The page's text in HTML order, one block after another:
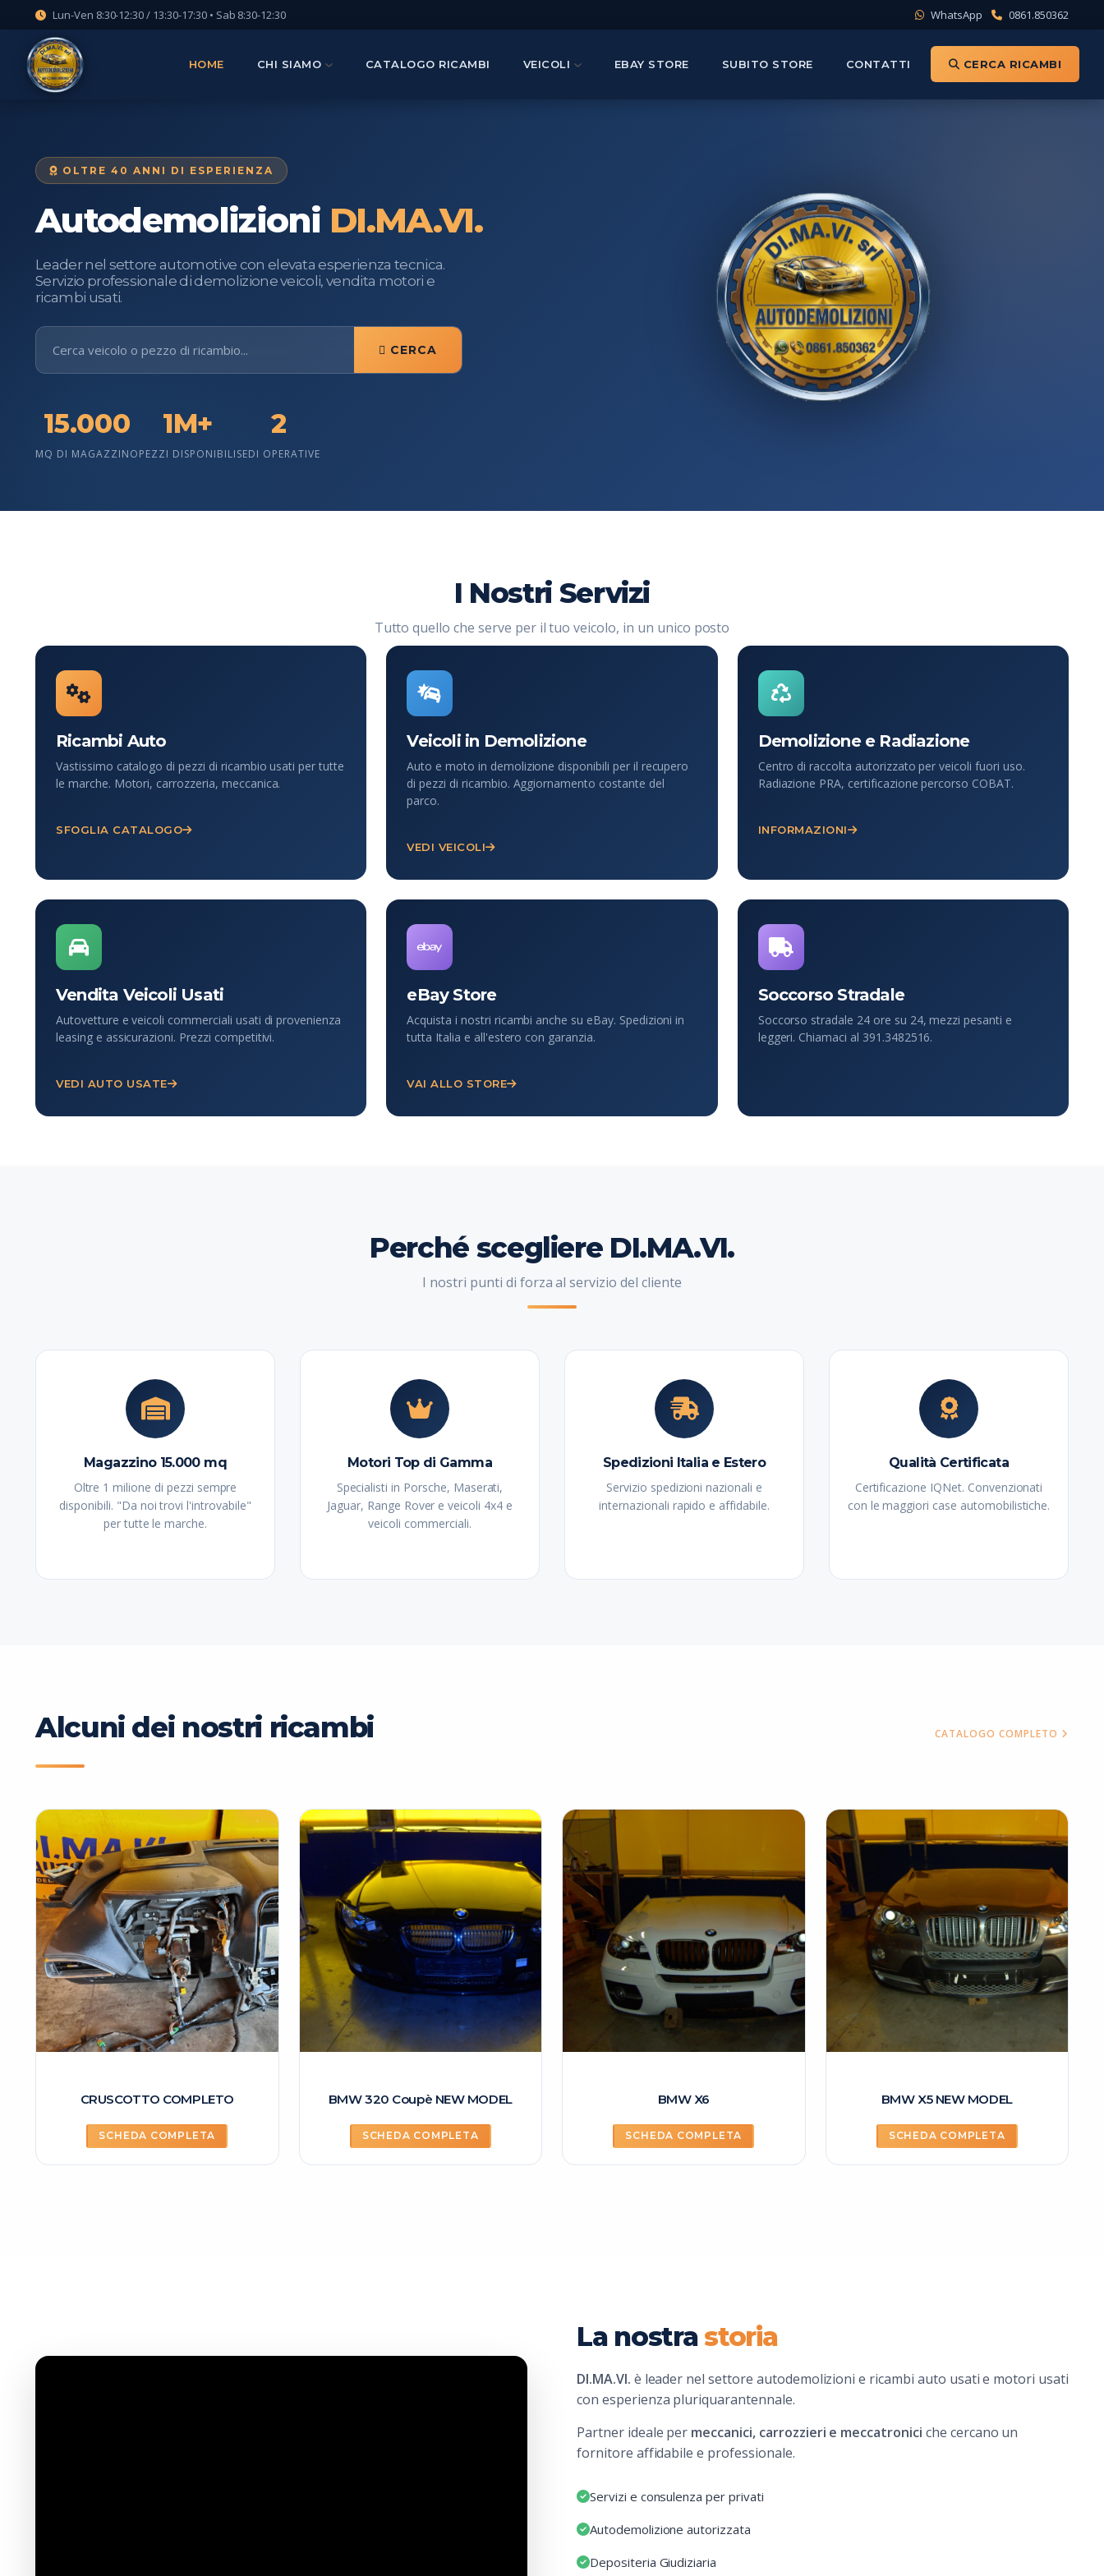
Lun-Ven 8:30-12:30 / 13:30-17:30 • Sab 8:30-12:30 WhatsApp 0861.850362
HOME CHI SIAMO CATALOGO RICAMBI VEICOLI EBAY STORE SUBITO STORE CONTATTI CERCA RICAMBI
OLTRE 40 ANNI DI ESPERIENZA
Autodemolizioni DI.MA.VI.
Leader nel settore automotive con elevata esperienza tecnica.
Servizio professionale di demolizione veicoli, vendita motori e
ricambi usati.
15.000
MQ DI MAGAZZINO
1M+
PEZZI DISPONIBILI
2
SEDI OPERATIVE
I Nostri Servizi
Tutto quello che serve per il tuo veicolo, in un unico posto
Ricambi Auto
Vastissimo catalogo di pezzi di ricambio usati per tutte
le marche. Motori, carrozzeria, meccanica.
SFOGLIA CATALOGO
Veicoli in Demolizione
Auto e moto in demolizione disponibili per il recupero
di pezzi di ricambio. Aggiornamento costante del
parco.
VEDI VEICOLI
Demolizione e Radiazione
Centro di raccolta autorizzato per veicoli fuori uso.
Radiazione PRA, certificazione percorso COBAT.
INFORMAZIONI
Vendita Veicoli Usati
Autovetture e veicoli commerciali usati di provenienza
leasing e assicurazioni. Prezzi competitivi.
VEDI AUTO USATE
eBay Store
Acquista i nostri ricambi anche su eBay. Spedizioni in
tutta Italia e all'estero con garanzia.
VAI ALLO STORE
Soccorso Stradale
Soccorso stradale 24 ore su 24, mezzi pesanti e
leggeri. Chiamaci al 391.3482516.
Perché scegliere DI.MA.VI.
I nostri punti di forza al servizio del cliente
Magazzino 15.000 mq
Oltre 1 milione di pezzi sempre
disponibili. "Da noi trovi l'introvabile"
per tutte le marche.
Motori Top di Gamma
Specialisti in Porsche, Maserati,
Jaguar, Range Rover e veicoli 4x4 e
veicoli commerciali.
Spedizioni Italia e Estero
Servizio spedizioni nazionali e
internazionali rapido e affidabile.
Qualità Certificata
Certificazione IQNet. Convenzionati
con le maggiori case automobilistiche.
Alcuni dei nostri ricambi CATALOGO COMPLETO
CRUSCOTTO COMPLETO
SCHEDA COMPLETA
BMW 320 Coupè NEW MODEL
SCHEDA COMPLETA
BMW X6
SCHEDA COMPLETA
BMW X5 NEW MODEL
SCHEDA COMPLETA
La nostrastoria
DI.MA.VI. è leader nel settore autodemolizioni e ricambi auto usati e motori usati
con esperienza pluriquarantennale.
Partner ideale per meccanici, carrozzieri e meccatronici che cercano un
fornitore affidabile e professionale.
Servizi e consulenza per privati
Autodemolizione autorizzata
Depositeria Giudiziaria